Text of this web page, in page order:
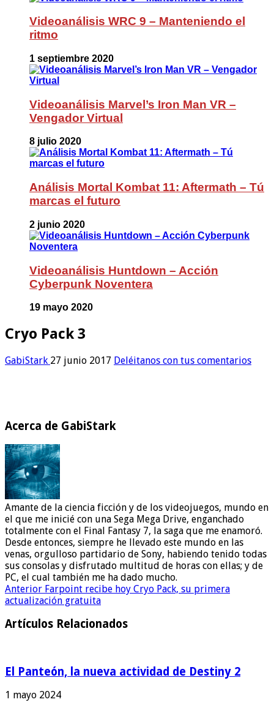
Videoanálisis WRC 9 – Manteniendo el
ritmo
1 septiembre 2020
Videoanálisis Marvel’s Iron Man VR –
Vengador Virtual
8 julio 2020
Análisis Mortal Kombat 11: Aftermath – Tú
marcas el futuro
2 junio 2020
Videoanálisis Huntdown – Acción
Cyberpunk Noventera
19 mayo 2020
Cryo Pack 3
GabiStark 27 junio 2017 Deléitanos con tus comentarios
Acerca de GabiStark
Amante de la ciencia ficción y de los videojuegos, mundo en
el que me inicié con una Sega Mega Drive, enganchado
totalmente con el Final Fantasy 7, la saga que me enamoró.
Desde entonces, siempre he llevado este mundo en las
venas, orgulloso partidario de Sony, habiendo tenido todas
sus consolas y disfrutado multitud de horas con ellas; y de
PC, el cual también me ha dado mucho.
Anterior Farpoint recibe hoy Cryo Pack, su primera
actualización gratuita
Artículos Relacionados
El Panteón, la nueva actividad de Destiny 2
1 mayo 2024